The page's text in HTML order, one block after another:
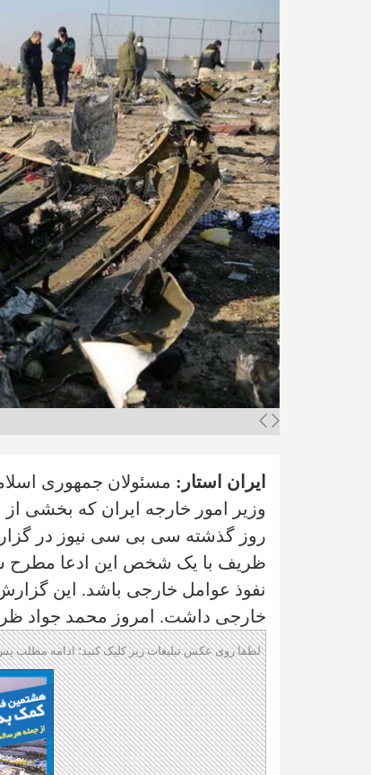
ایران استار: مسئولان جمهوری
وزیر امور خارجه ایران که بخشی
روز گذشته سی بی سی نیوز در
ظریف با یک شخص این ادعا مطرح
نفوذ عوامل خارجی باشد. این
خارجی داشت. امروز محمد جواد
لطفا روی عکس تبلیغات زیر کلیک کنید؛ ادامه مطلب پس